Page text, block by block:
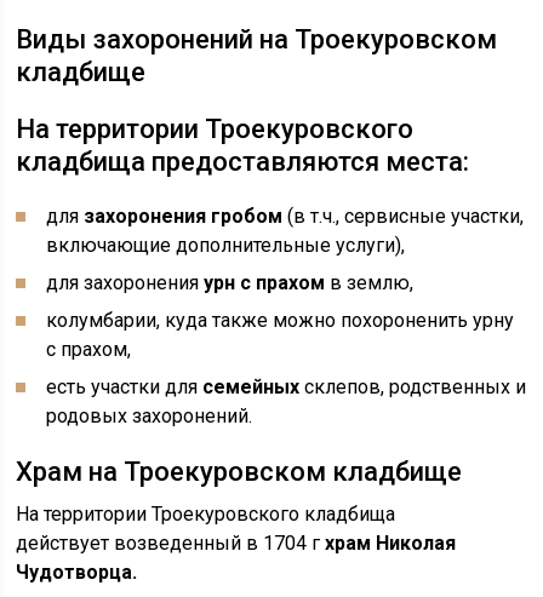
Виды захоронений на Троекуровском
кладбище
На территории Троекуровского
кладбища предоставляются места:
для захоронения гробом (в т.ч., сервисные участки,
включающие дополнительные услуги),
для захороненияурн с прахом в землю,
колумбарии, куда также можно похороненить урну
с прахом,
есть участки для семейных склепов, родственных и
родовых захоронений.
Храм на Троекуровском кладбище
На территории Троекуровского кладбища
действует возведенный в 1704 гхрам Николая
Чудотворца.